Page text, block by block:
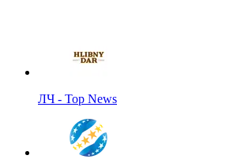
ЛЧ - Top News